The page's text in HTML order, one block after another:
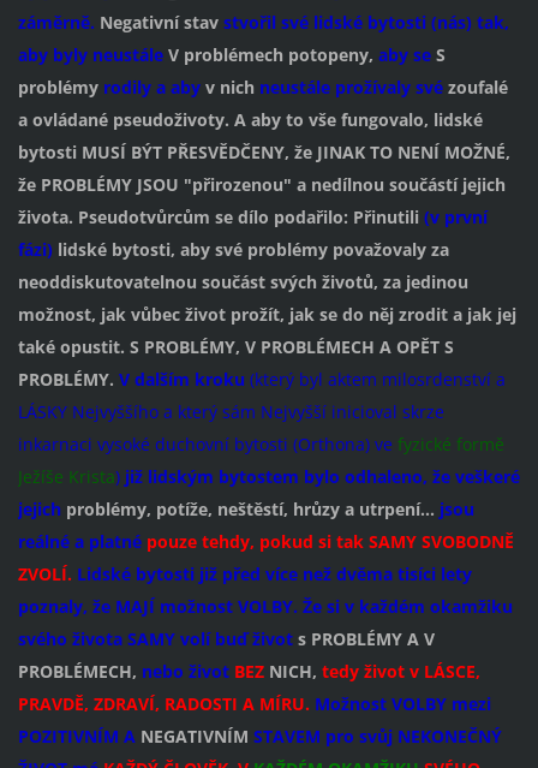
záměrně. Negativní stav stvořil své lidské bytosti (nás) tak,
aby byly neustáleV problémech potopeny, aby se S
problémy rodily aabyv nich neustále prožívaly svézoufalé
a ovládané pseudoživoty. A aby to vše fungovalo, lidské
bytosti MUSÍ BÝT PŘESVĚDČENY, že JINAK TO NENÍ MOŽNÉ,
že PROBLÉMY JSOU "přirozenou" a nedílnou součástí jejich
života. Pseudotvůrcům se dílo podařilo: Přinutili (v první
fázi) lidské bytosti, aby své problémy považovaly za
neoddiskutovatelnou součást svých životů, za jedinou
možnost, jak vůbec život prožít, jak se do něj zrodit a jak jej
také opustit. S PROBLÉMY, V PROBLÉMECH A OPĚT S
PROBLÉMY. V dalším kroku (který byl aktem milosrdenství a
LÁSKY Nejvyššího a který sám Nejvyšší inicioval skrze
inkarnaci vysoké duchovní bytosti (Orthona) ve fyzické formě
Ježíše Krista)již lidským bytostem bylo odhaleno, že veškeré
jejichproblémy, potíže, neštěstí, hrůzy a utrpení... jsou
reálné a platné pouze tehdy, pokud si tak SAMY SVOBODNĚ
ZVOLÍ. Lidské bytosti již před více než dvěma tisíci lety
poznaly, že MAJÍ možnost VOLBY. Že si v každém okamžiku
svého života SAMY volí buď živots PROBLÉMY A V
PROBLÉMECH, nebo život BEZ NICH, tedy život v LÁSCE,
PRAVDĚ, ZDRAVÍ, RADOSTI A MÍRU. Možnost VOLBY mezi
POZITIVNÍM A NEGATIVNÍM STAVEM pro svůj NEKONEČNÝ